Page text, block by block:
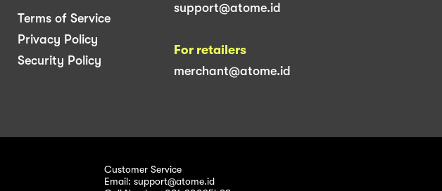
Terms of Service
Privacy Policy
Security Policy
support@atome.id
For retailers
merchant@atome.id
Customer Service
Email: support@atome.id